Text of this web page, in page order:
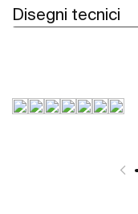
Disegni tecnici